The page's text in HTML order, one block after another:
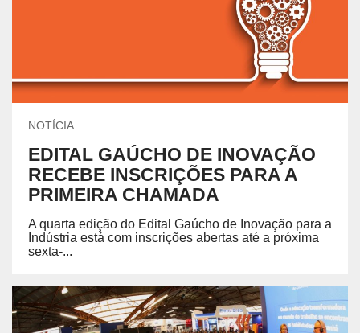
NOTÍCIA
EDITAL GAÚCHO DE INOVAÇÃO
RECEBE INSCRIÇÕES PARA A
PRIMEIRA CHAMADA
A quarta edição do Edital Gaúcho de Inovação para a
Indústria está com inscrições abertas até a próxima
sexta-...